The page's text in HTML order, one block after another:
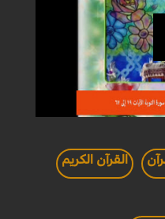
القرآن الكريم